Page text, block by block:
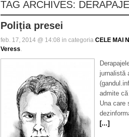
TAG ARCHIVES:
Poliția presei
feb. 17, 2014 @ 14:08 in categoria CELE MAI
Veress.
jurnalistă
admite
Una care
[...]